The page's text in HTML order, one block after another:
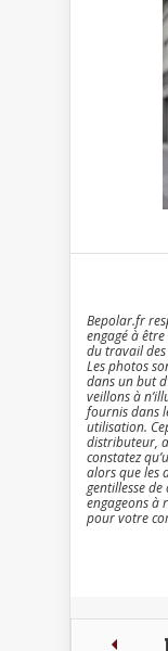
Bepolar.fr
engagé à
du travail
Les photos
dans un but
veillons à
fournis dans
utilisation.
distributeur,
constatez
alors que les
gentillesse
engageons à
pour votre